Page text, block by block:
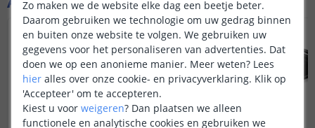
Zo maken we de website elke dag een beetje beter.
Daarom gebruiken we technologie om uw gedrag binnen
en buiten onze website te volgen. We gebruiken uw
gegevens voor het personaliseren van advertenties. Dat
doen we op een anonieme manier. Meer weten? Lees
hier alles over onze cookie- en privacyverklaring. Klik op
'Accepteer' om te accepteren.
Kiest u voor weigeren? Dan plaatsen we alleen
functionele en analytische cookies en gebruiken we